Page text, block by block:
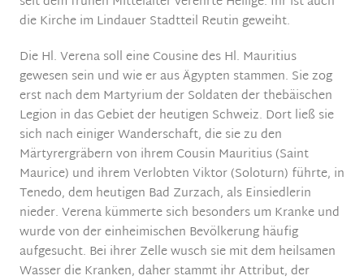
die Kirche im Lindauer Stadtteil Reutin geweiht.
Die Hl. Verena soll eine Cousine des Hl. Mauritius
gewesen sein und wie er aus Ägypten stammen. Sie zog
erst nach dem Martyrium der Soldaten der thebäischen
Legion in das Gebiet der heutigen Schweiz. Dort ließ sie
sich nach einiger Wanderschaft, die sie zu den
Märtyrergräbern von ihrem Cousin Mauritius (Saint
Maurice) und ihrem Verlobten Viktor (Soloturn) führte, in
Tenedo, dem heutigen Bad Zurzach, als Einsiedlerin
nieder. Verena kümmerte sich besonders um Kranke und
wurde von der einheimischen Bevölkerung häufig
aufgesucht. Bei ihrer Zelle wusch sie mit dem heilsamen
Wasser die Kranken, daher stammt ihr Attribut, der